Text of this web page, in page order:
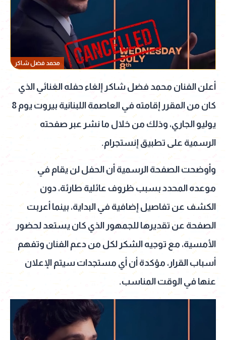
محمد فضل شاكر
أعلن الفنان محمد فضل شاكر إلغاء حفله الغنائي الذي
كان من المقرر إقامته في العاصمة اللبنانية بيروت يوم 8
يوليو الجاري، وذلك من خلال ما نشر عبر صفحته
الرسمية على تطبيق إنستجرام.
وأوضحت الصفحة الرسمية أن الحفل لن يقام في
موعده المحدد بسبب ظروف عائلية طارئة، دون
الكشف عن تفاصيل إضافية في البداية، بينما أعربت
الصفحة عن تقديرها للجمهور الذي كان يستعد لحضور
الأمسية، مع توجيه الشكر لكل من دعم الفنان وتفهم
أسباب القرار، مؤكدة أن أي مستجدات سيتم الإعلان
عنها في الوقت المناسب.